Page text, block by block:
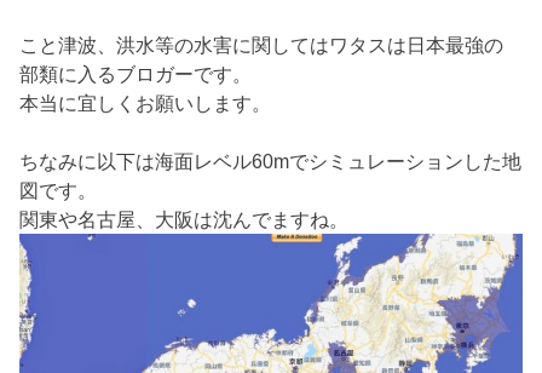
こと津波、洪水等の水害に関してはワタスは日本最強の
部類に入るブロガーです。
本当に宜しくお願いします。
ちなみに以下は海面レベル60mでシミュレーションした地
図です。
関東や名古屋、大阪は沈んでますね。